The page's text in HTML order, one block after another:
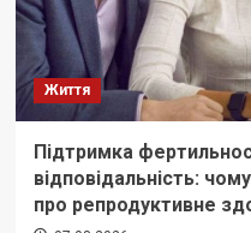
Життя
Підтримка
відповідальність:
про репродуктивне